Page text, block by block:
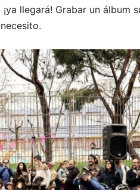
llegará! Grabar un álbum